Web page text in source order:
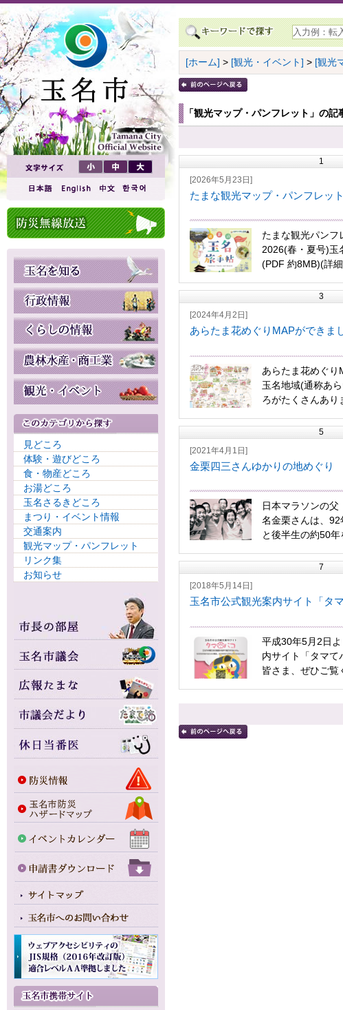
見どころ
体験・遊びどころ
食・物産どころ
お湯どころ
玉名さるきどころ
まつり・イベント情報
交通案内
観光マップ・パンフレット
リンク集
お知らせ
[ホーム] > [観光・イベント] > [観光
「観光マップ・パンフレット」の記
1
[2026年5月23日]
たまな観光マップ・パンフレット
たまな観光パンフ
2026(春・夏号)玉
(PDF 約8MB)(詳
3
[2024年4月2日]
あらたま花めぐりMAPができま
あらたま花めぐり
玉名地域(通称あ
ろがたくさんあり
5
[2021年4月1日]
金栗四三さんゆかりの地めぐり
日本マラソンの父
名金栗さんは、
と後半生の約50年
7
[2018年5月14日]
玉名市公式観光案内サイト「タ
平成30年5月2日
内サイト「タマて
皆さま、ぜひご覧